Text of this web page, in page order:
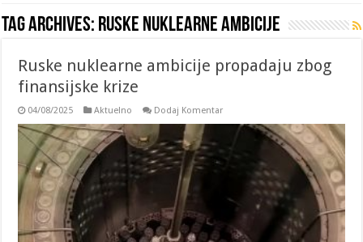
Tag Archives: Ruske nuklearne ambicije
Ruske nuklearne ambicije propadaju zbog
finansijske krize
04/08/2025 Aktuelno Dodaj Komentar